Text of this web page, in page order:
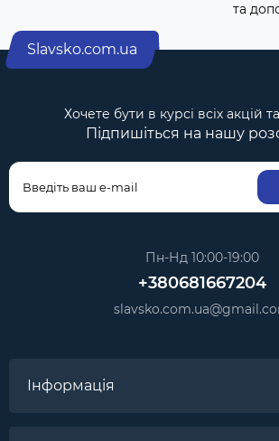
та
Slavsko.com.ua
Хочете бути в курсі всіх акцій
Підпишіться на нашу
Пн-Нд 10:00-19:00
+380681667204
Інформація